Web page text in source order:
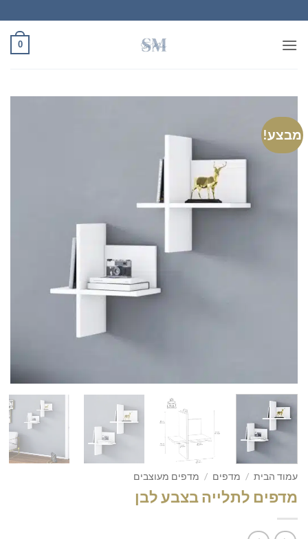
to
content
0
מבצע!
עמוד הבית / מדפים / מדפים מעוצבים
מדפים לתלייה בצבע לבן